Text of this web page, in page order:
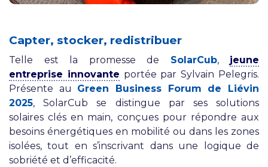
Capter, stocker, redistribuer
Telle est la promesse de SolarCub, jeune
entreprise innovante portée par Sylvain Pelegris.
Présente au Green Business Forum de Liévin
2025, SolarCub se distingue par ses solutions
solaires clés en main, conçues pour répondre aux
besoins énergétiques en mobilité ou dans les zones
isolées, tout en s’inscrivant dans une logique de
sobriété et d’efficacité.